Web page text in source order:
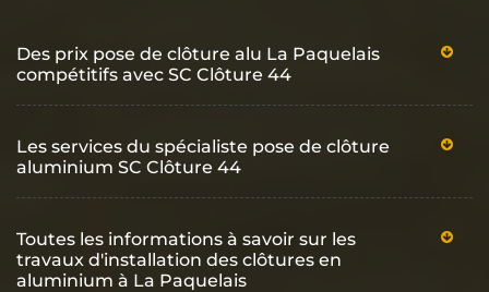
Des prix pose de clôture alu La Paquelais
compétitifs avec SC Clôture 44
Les services du spécialiste pose de clôture
aluminium SC Clôture 44
Toutes les informations à savoir sur les
travaux d'installation des clôtures en
aluminium à La Paquelais